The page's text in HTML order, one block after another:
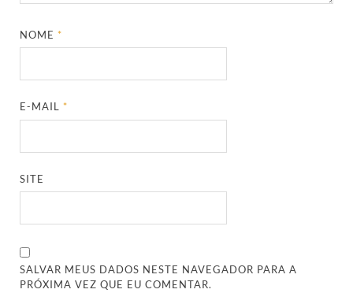
NOME*
E-MAIL*
SITE
SALVAR MEUS DADOS NESTE NAVEGADOR PARA A
PRÓXIMA VEZ QUE EU COMENTAR.